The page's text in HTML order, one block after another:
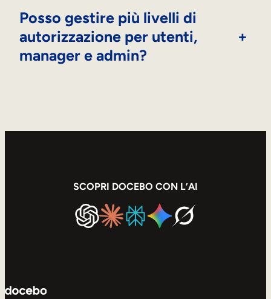
Posso gestire più livelli di
autorizzazione per utenti,
manager e admin?
+
SCOPRI DOCEBO CON L’AI